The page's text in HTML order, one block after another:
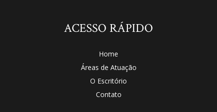
ACESSO RÁPIDO
Home
Áreas de Atuação
O Escritório
Contato